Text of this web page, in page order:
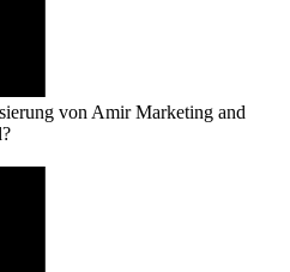
von Amir Marketing and